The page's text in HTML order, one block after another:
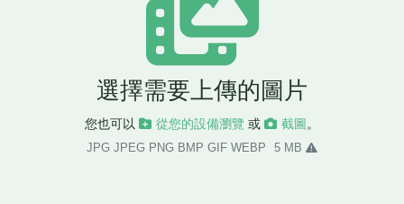
選擇需要上傳的圖片
您也可以 從您的設備瀏覽 或 截圖 。
JPG JPEG PNG BMP GIF WEBP 5 MB